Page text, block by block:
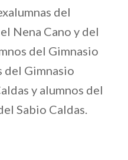
del
Nena Cano y del
del Gimnasio
del Gimnasio
y alumnos del
Sabio Caldas.